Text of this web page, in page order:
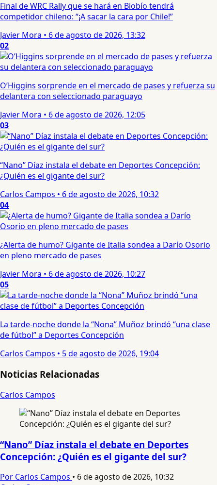
Final de WRC Rally que se hará en Biobío tendrá
competidor chileno: “¡A sacar la cara por Chile!”
Javier Mora • 6 de agosto de 2026, 13:32
02
O’Higgins sorprende en el mercado de pases y refuerza su
delantera con seleccionado paraguayo
Javier Mora • 6 de agosto de 2026, 12:05
03
“Nano” Díaz instala el debate en Deportes Concepción:
¿Quién es el gigante del sur?
Carlos Campos • 6 de agosto de 2026, 10:32
04
¿Alerta de humo? Gigante de Italia sondea a Darío Osorio
en pleno mercado de pases
Javier Mora • 6 de agosto de 2026, 10:27
05
La tarde-noche donde la “Nona” Muñoz brindó “una clase
de fútbol” a Deportes Concepción
Carlos Campos • 5 de agosto de 2026, 19:04
Noticias Relacionadas
Carlos Campos
“Nano” Díaz instala el debate en Deportes
Concepción: ¿Quién es el gigante del sur?
Por Carlos Campos • 6 de agosto de 2026, 10:32